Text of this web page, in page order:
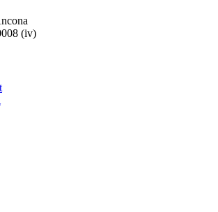
(iv)